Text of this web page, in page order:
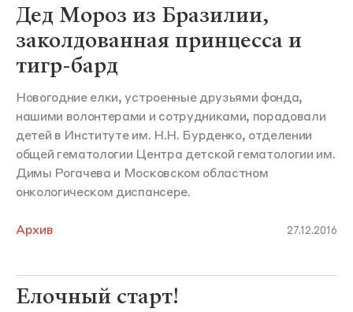
Дед Мороз из Бразилии,
заколдованная принцесса и
тигр-бард
Новогодние елки, устроенные друзьями фонда,
нашими волонтерами и сотрудниками, порадовали
детей в Институте им. Н.Н. Бурденко, отделении
общей гематологии Центра детской гематологии им.
Димы Рогачева и Московском областном
онкологическом диспансере.
Архив 27.12.2016
Елочный старт!